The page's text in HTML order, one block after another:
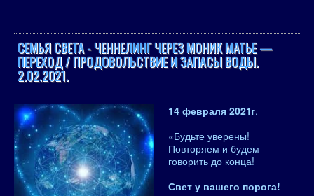
СЕМЬЯ СВЕТА - ЧЕННЕЛИНГ ЧЕРЕЗ МОНИК МАТЬЕ —
ПЕРЕХОД / ПРОДОВОЛЬСТВИЕ И ЗАПАСЫ ВОДЫ.
2.02.2021.
14 февраля 2021г.
«Будьте уверены!
Повторяем и будем
говорить до конца!
Свет у вашего порога!